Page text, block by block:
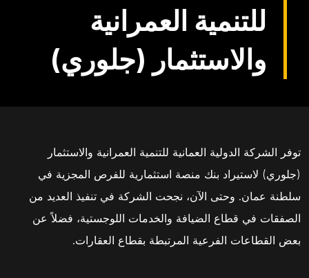
للتنمية العمرانية
والاستثمار (جلوري)
توفر الشركة الدولية العمانية للتنمية العمرانية والاستثمار
(جلوري) لاستيراد بنك منصة استثمارية للفرص المجزية في
سلطنة عمان. وحتى الآن، نجحت الشركة في تنفيذ العديد من
الصفقات في قطاع الضيافة والخدمات اللوجستية، فضلاً عن
بعض القطاعات الفرعية المرتبطة بقطاع العقارات.